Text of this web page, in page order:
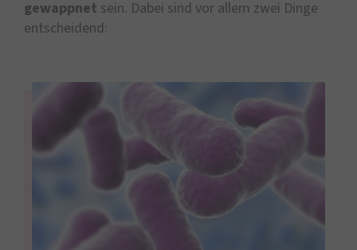
gewappnet sein. Dabei sind vor allem zwei Dinge
entscheidend: